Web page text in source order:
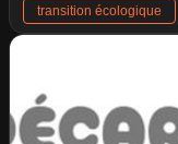
transition écologique